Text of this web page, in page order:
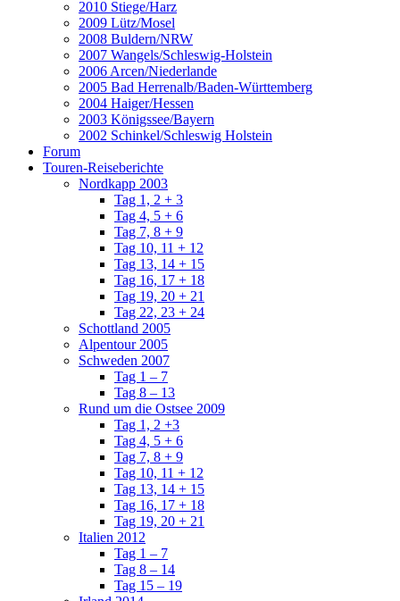
2010 Stiege/Harz
2009 Lütz/Mosel
2008 Buldern/NRW
2007 Wangels/Schleswig-Holstein
2006 Arcen/Niederlande
2005 Bad Herrenalb/Baden-Württemberg
2004 Haiger/Hessen
2003 Königssee/Bayern
2002 Schinkel/Schleswig Holstein
Forum
Touren-Reiseberichte
Nordkapp 2003
Tag 1, 2 + 3
Tag 4, 5 + 6
Tag 7, 8 + 9
Tag 10, 11 + 12
Tag 13, 14 + 15
Tag 16, 17 + 18
Tag 19, 20 + 21
Tag 22, 23 + 24
Schottland 2005
Alpentour 2005
Schweden 2007
Tag 1 – 7
Tag 8 – 13
Rund um die Ostsee 2009
Tag 1, 2 +3
Tag 4, 5 + 6
Tag 7, 8 + 9
Tag 10, 11 + 12
Tag 13, 14 + 15
Tag 16, 17 + 18
Tag 19, 20 + 21
Italien 2012
Tag 1 – 7
Tag 8 – 14
Tag 15 – 19